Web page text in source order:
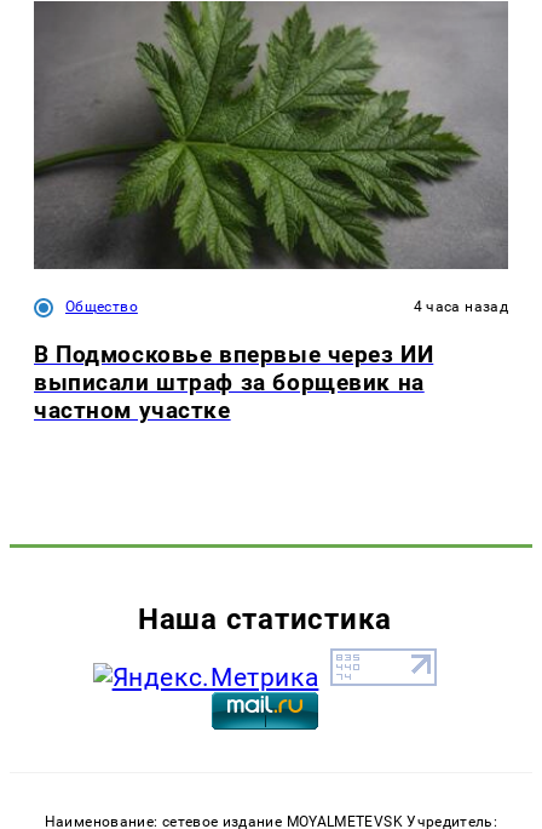
Общество 4 часа назад
В Подмосковье впервые через ИИ
выписали штраф за борщевик на
частном участке
Наша статистика
Наименование: сетевое издание MOYALMETEVSK Учредитель: